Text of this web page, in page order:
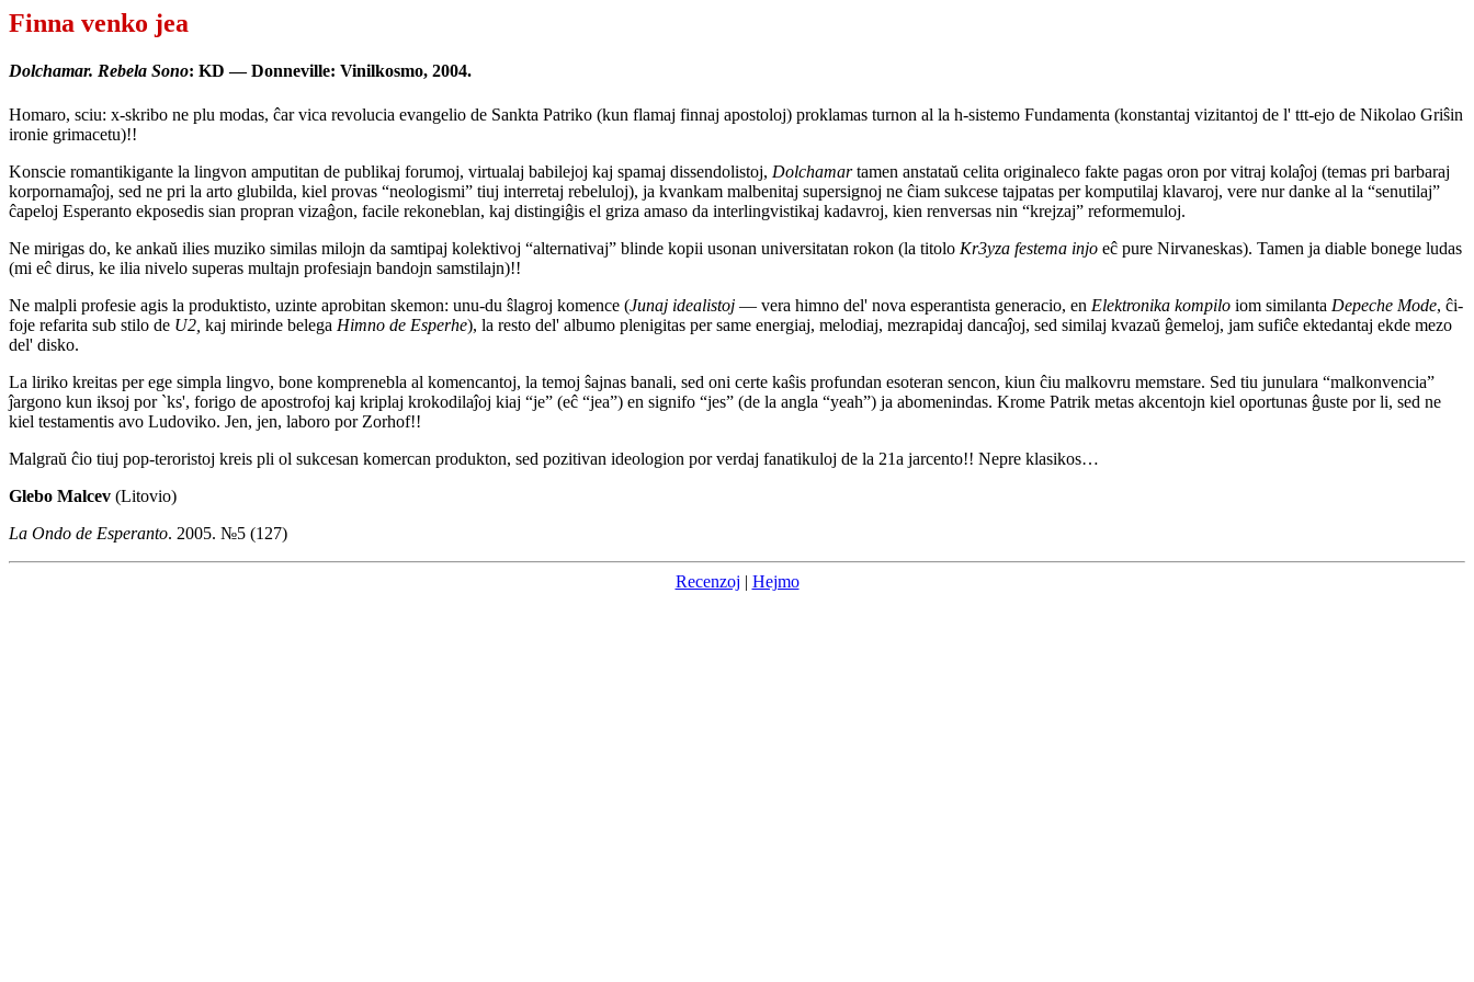
Finna venko jea
Dolchamar. Rebela Sono: KD — Donneville: Vinilkosmo, 2004.
Homaro, sciu: x-skribo ne plu modas, ĉar vica revolucia evangelio de Sankta Patriko (kun flamaj finnaj apostoloj) proklamas turnon al la h-sistemo Fundamenta (konstantaj vizitantoj de l' ttt-ejo de Nikolao Griŝin
ironie grimacetu)!!
Konscie romantikigante la lingvon amputitan de publikaj forumoj, virtualaj babilejoj kaj spamaj dissendolistoj, Dolchamartamen anstataŭ celita originaleco fakte pagas oron por vitraj kolaĵoj (temas pri barbaraj
korpornamaĵoj, sed ne pri la arto glubilda, kiel provas “neologismi” tiuj interretaj rebeluloj), ja kvankam malbenitaj supersignoj ne ĉiam sukcese tajpatas per komputilaj klavaroj, vere nur danke al la “senutilaj”
ĉapeloj Esperanto ekposedis sian propran vizaĝon, facile rekoneblan, kaj distingiĝis el griza amaso da interlingvistikaj kadavroj, kien renversas nin “krejzaj” reformemuloj.
Ne mirigas do, ke ankaŭ ilies muziko similas milojn da samtipaj kolektivoj “alternativaj” blinde kopii usonan universitatan rokon (la titolo Kr3yza festema injo eĉ pure Nirvaneskas). Tamen ja diable bonege ludas
(mi eĉ dirus, ke ilia nivelo superas multajn profesiajn bandojn samstilajn)!!
Ne malpli profesie agis la produktisto, uzinte aprobitan skemon: unu-du ŝlagroj komence (Junaj idealistoj — vera himno del' nova esperantista generacio, en Elektronika kompilo iom similanta Depeche Mode, ĉi-
foje refarita sub stilo de U2, kaj mirinde belega Himno de Esperhe), la resto del' albumo plenigitas per same energiaj, melodiaj, mezrapidaj dancaĵoj, sed similaj kvazaŭ ĝemeloj, jam sufiĉe ektedantaj ekde mezo
del' disko.
La liriko kreitas per ege simpla lingvo, bone komprenebla al komencantoj, la temoj ŝajnas banali, sed oni certe kaŝis profundan esoteran sencon, kiun ĉiu malkovru memstare. Sed tiu junulara “malkonvencia”
ĵargono kun iksoj por `ks', forigo de apostrofoj kaj kriplaj krokodilaĵoj kiaj “je” (eĉ “jea”) en signifo “jes” (de la angla “yeah”) ja abomenindas. Krome Patrik metas akcentojn kiel oportunas ĝuste por li, sed ne
kiel testamentis avo Ludoviko. Jen, jen, laboro por Zorhof!!
Malgraŭ ĉio tiuj pop-teroristoj kreis pli ol sukcesan komercan produkton, sed pozitivan ideologion por verdaj fanatikuloj de la 21a jarcento!! Nepre klasikos…
Glebo Malcev (Litovio)
La Ondo de Esperanto. 2005. №5 (127)
Recenzoj | Hejmo